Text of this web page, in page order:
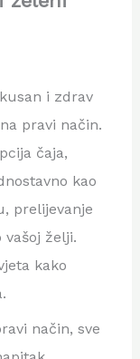
i zdrav
pravi način.
čaja,
kao
prelijevanje
želji.
kako
način, sve